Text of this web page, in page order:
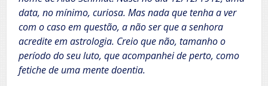
data, no mínimo, curiosa. Mas nada que tenha a ver
com o caso em questão, a não ser que a senhora
acredite em astrologia. Creio que não, tamanho o
período do seu luto, que acompanhei de perto, como
fetiche de uma mente doentia.